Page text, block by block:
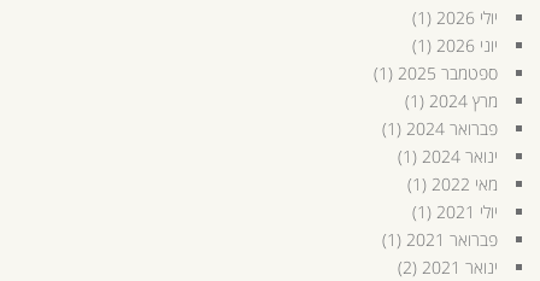
יולי 2026
(1)
יוני 2026
(1)
ספטמבר 2025
(1)
מרץ 2024
(1)
פברואר 2024
(1)
ינואר 2024
(1)
מאי 2022
(1)
יולי 2021
(1)
פברואר 2021
(1)
ינואר 2021
(2)